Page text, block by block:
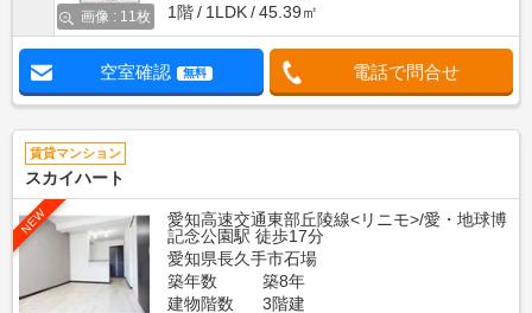
画像 : 11枚
1階
1LDK 45.39㎡
空室確認 無料 電話で問合せ
賃貸マンション
スカイハート
NEW
愛知高速交通東部丘陵線<リニモ>/愛・地球博
記念公園駅 徒歩17分
愛知県長久手市石場
築年数
築8年
建物階数
3階建